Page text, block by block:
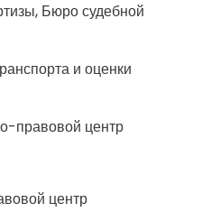
Бюро судебной
и оценки
правовой центр
центр